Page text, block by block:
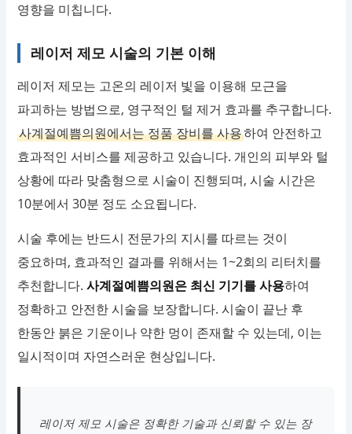
영향을 미칩니다.
레이저 제모 시술의 기본 이해
레이저 제모는 고온의 레이저 빛을 이용해 모근을
파괴하는 방법으로, 영구적인 털 제거 효과를 추구합니다.
사계절예쁨의원에서는 정품 장비를 사용하여 안전하고
효과적인 서비스를 제공하고 있습니다. 개인의 피부와 털
상황에 따라 맞춤형으로 시술이 진행되며, 시술 시간은
10분에서 30분 정도 소요됩니다.
시술 후에는 반드시 전문가의 지시를 따르는 것이
중요하며, 효과적인 결과를 위해서는 1~2회의 리터치를
추천합니다.사계절예쁨의원은 최신 기기를 사용하여
정확하고 안전한 시술을 보장합니다. 시술이 끝난 후
한동안 붉은 기운이나 약한 멍이 존재할 수 있는데, 이는
일시적이며 자연스러운 현상입니다.
레이저 제모 시술은 정확한 기술과 신뢰할 수 있는 장